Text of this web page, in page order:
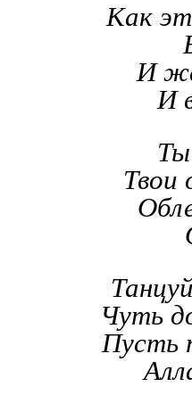
Как
И
И
Твои
Чуть
Пусть